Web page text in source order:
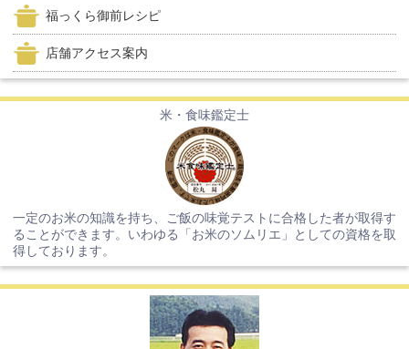
福っくら御前レシピ
店舗アクセス案内
米・食味鑑定士
一定のお米の知識を持ち、ご飯の味覚テストに合格した者が取得す
ることができます。いわゆる「お米のソムリエ」としての資格を取
得しております。